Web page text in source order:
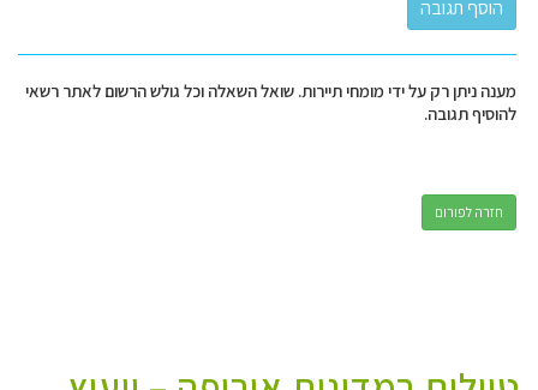
מענה ניתן רק על ידי מומחי תיירות. שואל השאלה וכל גולש הרשום לאתר רשאי
להוסיף תגובה.
חזרה לפורום